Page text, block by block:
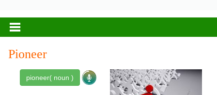
Pioneer
pioneer( noun )